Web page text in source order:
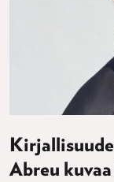
Abreu